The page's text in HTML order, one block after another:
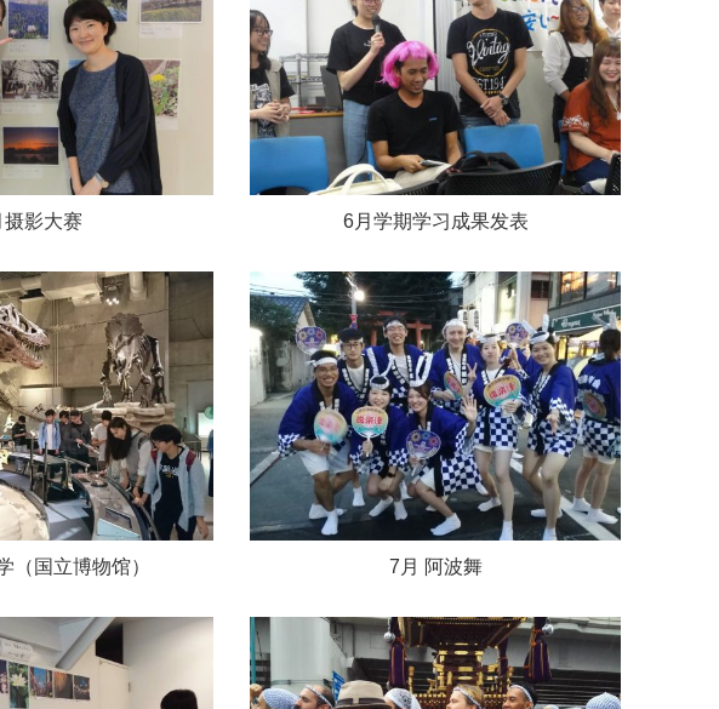
摄影大赛 6月学期学习成果发表
（国立博物馆） 7月 阿波舞